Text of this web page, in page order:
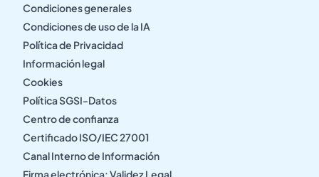
Condiciones generales
Condiciones de uso de la IA
Política de Privacidad
Información legal
Cookies
Política SGSI-Datos
Centro de confianza
Certificado ISO/IEC 27001
Canal Interno de Información
Firma electrónica: Validez Legal